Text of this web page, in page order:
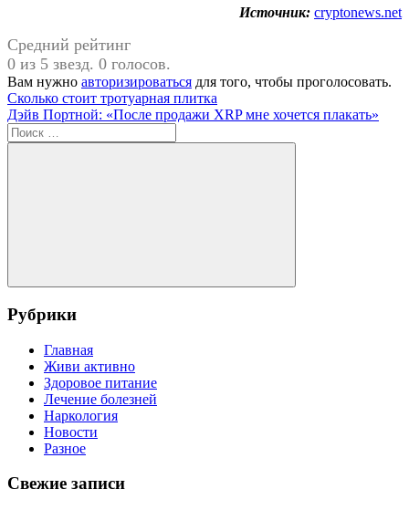
Источник: cryptonews.net
Средний рейтинг
0 из 5 звезд. 0 голосов.
Вам нужно авторизироваться для того, чтобы проголосовать.
Навигация
по
записям
Предыдущая
запись:
Сколько стоит тротуарная плитка
Следующая
запись:
Дэйв Портной: «После продажи XRP мне хочется плакать»
Поиск
для:
Поиск
Рубрики
Главная
Живи активно
Здоровое питание
Лечение болезней
Наркология
Новости
Разное
Свежие записи